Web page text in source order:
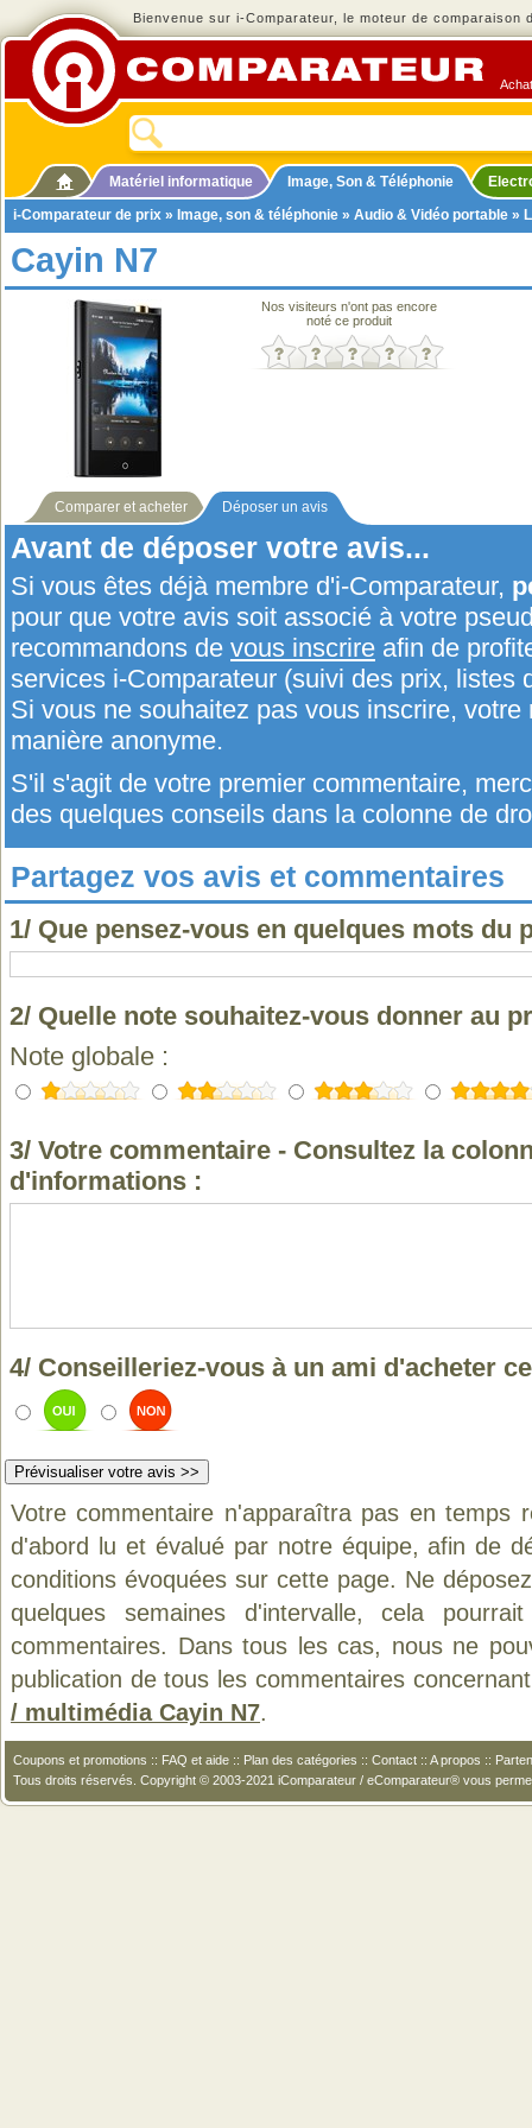
Bienvenue sur i-Comparateur, le moteur de comparaison
Matériel informatique Image, Son & Téléphonie
i-Comparateur de prix » Image, son & téléphonie » Audio & Vidéo portable »
Cayin N7
Nos visiteurs n'ont pas encore
noté ce produit
Comparer et acheter Déposer un avis
Avant de déposer votre avis...
Si vous êtes déjà membre d'i-Comparateur,
pour que votre avis soit associé à votre
recommandons de vous inscrire afin de
services i-Comparateur (suivi des prix, listes
Si vous ne souhaitez pas vous inscrire,
manière anonyme.
S'il s'agit de votre premier commentaire,
des quelques conseils dans la colonne de
Partagez vos avis et commentaires
1/ Que pensez-vous en quelques mots du
2/ Quelle note souhaitez-vous donner au
Note globale :
3/ Votre commentaire - Consultez la
d'informations :
4/ Conseilleriez-vous à un ami d'acheter
Votre commentaire n'apparaîtra pas en temps
d'abord lu et évalué par notre équipe, afin de
conditions évoquées sur cette page. Ne
quelques semaines d'intervalle, cela
commentaires. Dans tous les cas, nous ne
publication de tous les commentaires
/ multimédia Cayin N7.
Coupons et promotions :: FAQ et aide :: Plan des catégories :: Contact :: A propos ::
Tous droits réservés. Copyright © 2003-2021 iComparateur / eComparateur® vous